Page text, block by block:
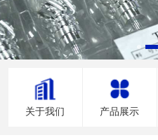
关于我们 产品展示